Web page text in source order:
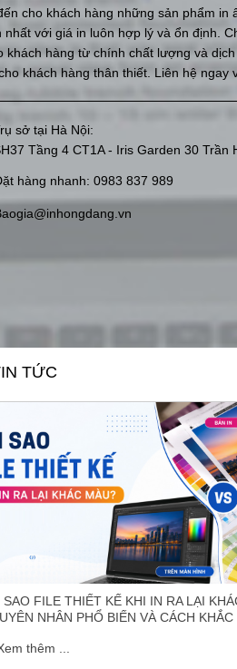
cho khách hàng những sản phẩm in
nhất với giá in luôn hợp lý và ổn định.
khách hàng từ chính chất lượng và
khách hàng thân thiết. Liên hệ ngay
sở tại Hà Nội:
Tầng 4 CT1A - Iris Garden 30
hàng nhanh: 0983 837 989
TỨC
SAO FILE THIẾT KẾ KHI IN RA LẠI
NHÂN PHỔ BIẾN VÀ CÁCH KHẮC
thêm ...